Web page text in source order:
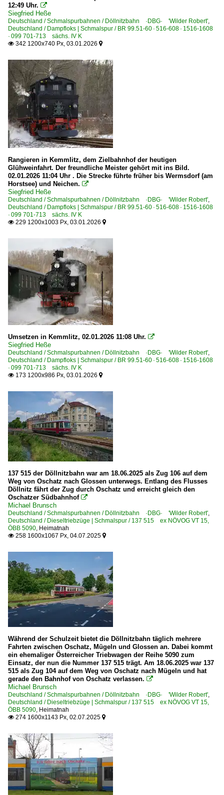
Straßenbahn
Straßenbahn Leipzig ·LVB·
12:49 Uhr. 
Siegfried Heße
Deutschland / Schmalspurbahnen / Döllnitzbahn ·DBG· 'Wilder Robert',
Deutschland / Dampfloks | Schmalspur / BR 99.51-60 · 516-608 · 1516-1608
· 099 701-713 sächs. IV K
 342 1200x740 Px, 03.01.2026 
Rangieren in Kemmlitz, dem Zielbahnhof der heutigen
Glühweinfahrt. Der freundliche Meister gehört mit ins Bild.
02.01.2026 11:04 Uhr . Die Strecke führte früher bis Wermsdorf (am
Horstsee) und Neichen. 
Siegfried Heße
Deutschland / Schmalspurbahnen / Döllnitzbahn ·DBG· 'Wilder Robert',
Deutschland / Dampfloks | Schmalspur / BR 99.51-60 · 516-608 · 1516-1608
· 099 701-713 sächs. IV K
 229 1200x1003 Px, 03.01.2026 
Umsetzen in Kemmlitz, 02.01.2026 11:08 Uhr. 
Siegfried Heße
Deutschland / Schmalspurbahnen / Döllnitzbahn ·DBG· 'Wilder Robert',
Deutschland / Dampfloks | Schmalspur / BR 99.51-60 · 516-608 · 1516-1608
· 099 701-713 sächs. IV K
 173 1200x986 Px, 03.01.2026 
137 515 der Döllnitzbahn war am 18.06.2025 als Zug 106 auf dem
Weg von Oschatz nach Glossen unterwegs. Entlang des Flusses
Döllnitz fährt der Zug durch Oschatz und erreicht gleich den
Oschatzer Südbahnhof 
Michael Brunsch
Deutschland / Schmalspurbahnen / Döllnitzbahn ·DBG· 'Wilder Robert',
Deutschland / Dieseltriebzüge | Schmalspur / 137 515 ex NÖVOG VT 15,
ÖBB 5090, Heimatnah
 258 1600x1067 Px, 04.07.2025 
Während der Schulzeit bietet die Döllnitzbahn täglich mehrere
Fahrten zwischen Oschatz, Mügeln und Glossen an. Dabei kommt
ein ehemaliger Österreicher Triebwagen der Reihe 5090 zum
Einsatz, der nun die Nummer 137 515 trägt. Am 18.06.2025 war 137
515 als Zug 104 auf dem Weg von Oschatz nach Mügeln und hat
gerade den Bahnhof von Oschatz verlassen. 
Michael Brunsch
Deutschland / Schmalspurbahnen / Döllnitzbahn ·DBG· 'Wilder Robert',
Deutschland / Dieseltriebzüge | Schmalspur / 137 515 ex NÖVOG VT 15,
ÖBB 5090, Heimatnah
 274 1600x1143 Px, 02.07.2025 